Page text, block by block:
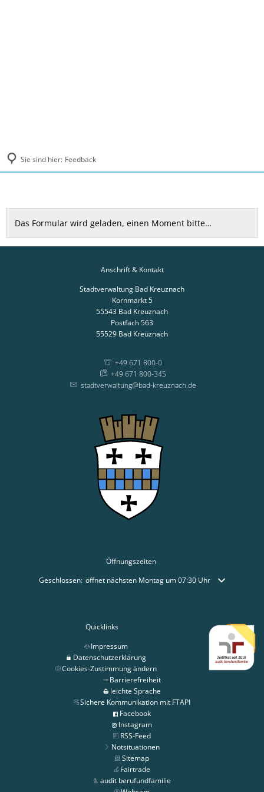
Sie sind hier: Feedback
Feedback
Das Formular wird geladen, einen Moment bitte…
Anschrift & Kontakt
Stadtverwaltung Bad Kreuznach
Kornmarkt 5
55543 Bad Kreuznach
Postfach 563
55529 Bad Kreuznach
+49 671 800-0
+49 671 800-345
stadtverwaltung@bad-kreuznach.de
Öffnungszeiten
Klicken, um weitere Öffnungs- oder Schließzeiten auszublenden
Geschlossen: öffnet nächsten Montag um 07:30 Uhr
Quicklinks
Impressum
Datenschutzerklärung
Cookies-Zustimmung ändern
Barrierefreiheit
leichte Sprache
Sichere Kommunikation mit FTAPI
Facebook
Instagram
RSS-Feed
Notsituationen
Sitemap
Fairtrade
audit berufundfamilie